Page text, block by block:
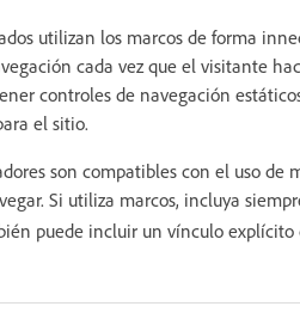
utilizan los marcos de forma
cada vez que el visitante
controles de navegación
el sitio.
son compatibles con el uso
Si utiliza marcos, incluya
puede incluir un vínculo